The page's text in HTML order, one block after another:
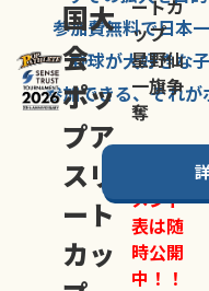
国大
会
ポッ
プア
スリ
ート
カッ
ートカ
ップ
星野仙
一旗争
奪
メント
表は随
時公開
中！！
参加費無料で日本
野球が大好きな
参加できる、それが